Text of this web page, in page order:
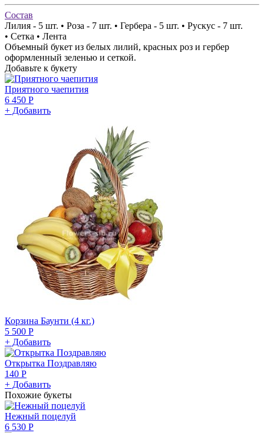
Состав
Лилия - 5 шт. • Роза - 7 шт. • Гербера - 5 шт. • Рускус - 7 шт.
• Сетка • Лента
Объемный букет из белых лилий, красных роз и гербер
оформленный зеленью и сеткой.
Добавьте к букету
Приятного чаепития
6 450 Р
+ Добавить
Корзина Баунти (4 кг.)
5 500 Р
+ Добавить
Открытка Поздравляю
140 Р
+ Добавить
Похожие букеты
Нежный поцелуй
6 530 Р